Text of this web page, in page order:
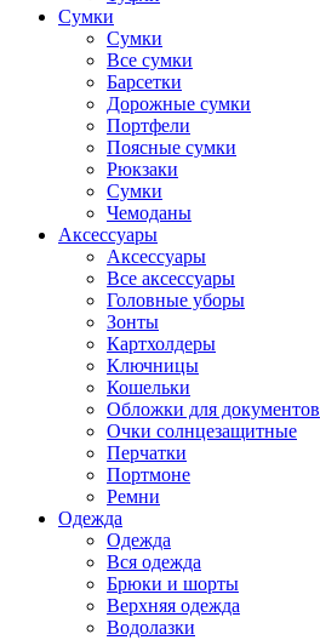
Сумки
Сумки
Все сумки
Барсетки
Дорожные сумки
Портфели
Поясные сумки
Рюкзаки
Сумки
Чемоданы
Аксессуары
Аксессуары
Все аксессуары
Головные уборы
Зонты
Картхолдеры
Ключницы
Кошельки
Обложки для документов
Очки солнцезащитные
Перчатки
Портмоне
Ремни
Одежда
Одежда
Вся одежда
Брюки и шорты
Верхняя одежда
Водолазки